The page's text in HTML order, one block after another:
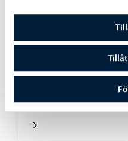
Borgå stad informerar-
Nämnden för
förslaget om att